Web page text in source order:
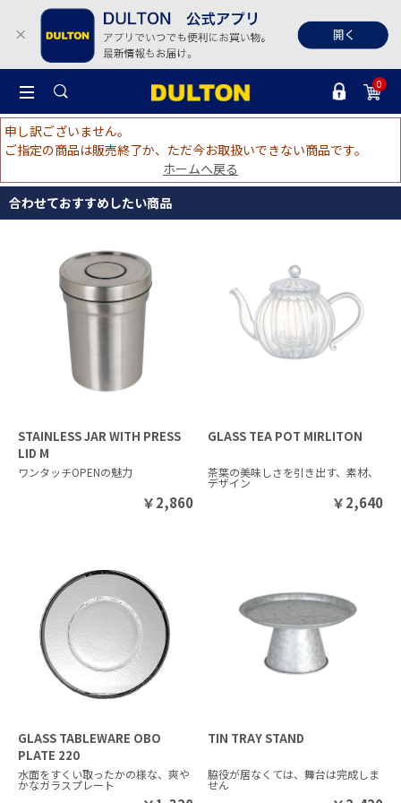
0
申し訳ございません。
ご指定の商品は販売終了か、ただ今お取扱いできない商品です。
ホームへ戻る
合わせておすすめしたい商品
STAINLESS JAR WITH PRESS
LID M
ワンタッチOPENの魅力
￥2,860
GLASS TEA POT MIRLITON
茶葉の美味しさを引き出す、素材、
デザイン
￥2,640
GLASS TABLEWARE OBO
PLATE 220
水面をすくい取ったかの様な、爽や
かなガラスプレート
TIN TRAY STAND
脇役が居なくては、舞台は完成しま
せん